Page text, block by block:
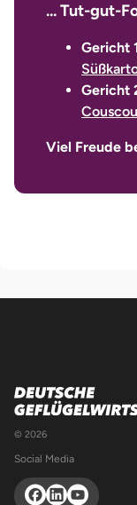
... Tut-gut-
Gericht
Gericht
Viel Freude
© 2026
Social Media